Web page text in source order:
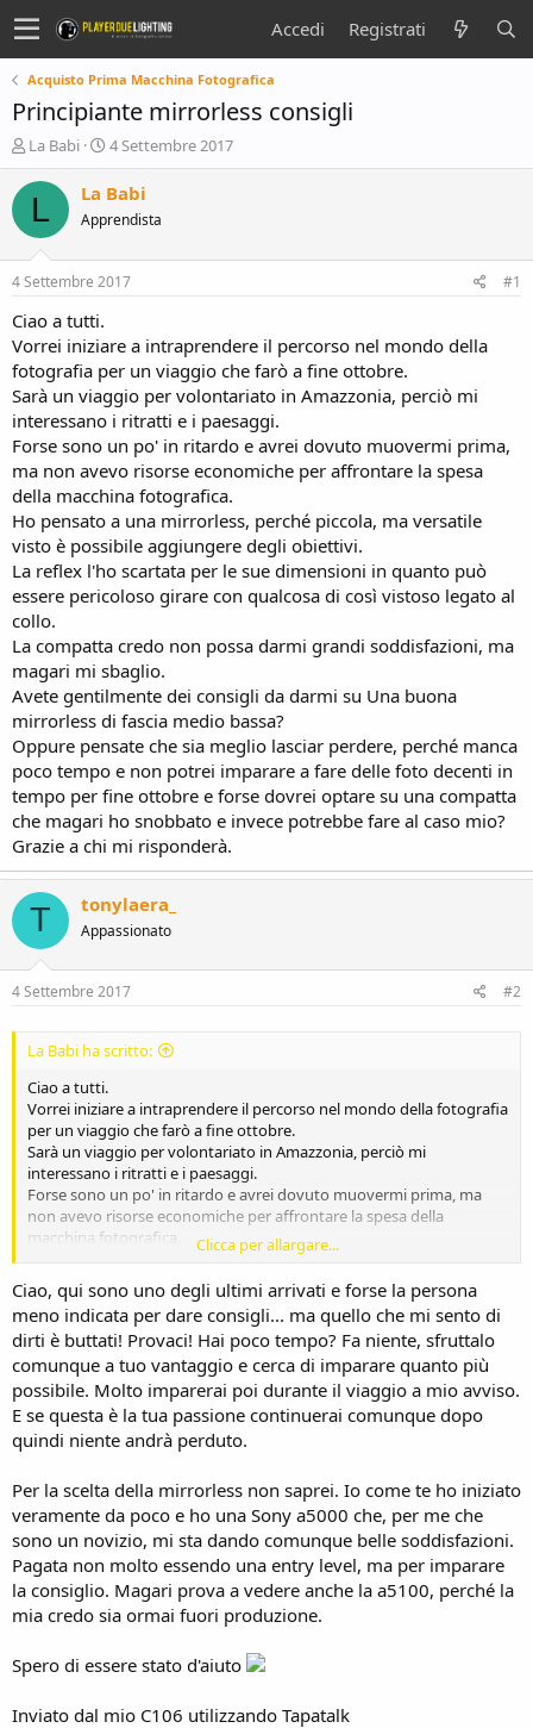
Accedi Registrati
Acquisto Prima Macchina Fotografica
Principiante mirrorless consigli
C
r
e
t
r
e
D
s
c
u
s
s
i
o
n
e
La Babi
D
a
t
d
i
n
i
o
4 Settembre 2017
L La Babi
Apprendista
4 Settembre 2017 #1
Ciao a tutti.
Vorrei iniziare a intraprendere il percorso nel mondo della
fotografia per un viaggio che farò a fine ottobre.
Sarà un viaggio per volontariato in Amazzonia, perciò mi
interessano i ritratti e i paesaggi.
Forse sono un po' in ritardo e avrei dovuto muovermi prima,
ma non avevo risorse economiche per affrontare la spesa
della macchina fotografica.
Ho pensato a una mirrorless, perché piccola, ma versatile
visto è possibile aggiungere degli obiettivi.
La reflex l'ho scartata per le sue dimensioni in quanto può
essere pericoloso girare con qualcosa di così vistoso legato al
collo.
La compatta credo non possa darmi grandi soddisfazioni, ma
magari mi sbaglio.
Avete gentilmente dei consigli da darmi su Una buona
mirrorless di fascia medio bassa?
Oppure pensate che sia meglio lasciar perdere, perché manca
poco tempo e non potrei imparare a fare delle foto decenti in
tempo per fine ottobre e forse dovrei optare su una compatta
che magari ho snobbato e invece potrebbe fare al caso mio?
Grazie a chi mi risponderà.
T tonylaera_
Appassionato
4 Settembre 2017 #2
La Babi ha scritto:
Ciao a tutti.
Vorrei iniziare a intraprendere il percorso nel mondo della fotografia
per un viaggio che farò a fine ottobre.
Sarà un viaggio per volontariato in Amazzonia, perciò mi
interessano i ritratti e i paesaggi.
Forse sono un po' in ritardo e avrei dovuto muovermi prima, ma
non avevo risorse economiche per affrontare la spesa della
macchina fotografica.
Ho pensato a una mirrorless, perché piccola, ma versatile visto è
possibile aggiungere degli obiettivi.
La reflex l'ho scartata per le sue dimensioni in quanto può essere
pericoloso girare con qualcosa di così vistoso legato al collo.
La compatta credo non possa darmi grandi soddisfazioni, ma
magari mi sbaglio.
Avete gentilmente dei consigli da darmi su Una buona mirrorless di
fascia medio bassa?
Oppure pensate che sia meglio lasciar perdere, perché manca poco
tempo e non potrei imparare a fare delle foto decenti in tempo per
snobbato e invece potrebbe fare al caso mio?
Grazie a chi mi risponderà.
Clicca per allargare...
Ciao, qui sono uno degli ultimi arrivati e forse la persona
meno indicata per dare consigli... ma quello che mi sento di
dirti è buttati! Provaci! Hai poco tempo? Fa niente, sfruttalo
comunque a tuo vantaggio e cerca di imparare quanto più
possibile. Molto imparerai poi durante il viaggio a mio avviso.
E se questa è la tua passione continuerai comunque dopo
quindi niente andrà perduto.
Per la scelta della mirrorless non saprei. Io come te ho iniziato
veramente da poco e ho una Sony a5000 che, per me che
sono un novizio, mi sta dando comunque belle soddisfazioni.
Pagata non molto essendo una entry level, ma per imparare
la consiglio. Magari prova a vedere anche la a5100, perché la
mia credo sia ormai fuori produzione.
Spero di essere stato d'aiuto
Inviato dal mio C106 utilizzando Tapatalk